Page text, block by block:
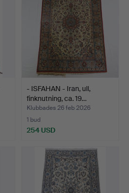
- ISFAHAN - Iran, ull,
finknutning, ca. 19…
Klubbades 26 feb 2026
1 bud
254 USD